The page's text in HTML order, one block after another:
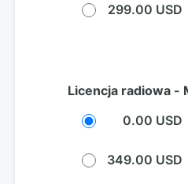
299.00 USD
Licencja radiowa -
0.00 USD
349.00 USD